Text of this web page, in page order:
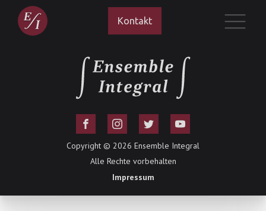
Kontakt
Copyright © 2026 Ensemble Integral
Alle Rechte vorbehalten
Impressum